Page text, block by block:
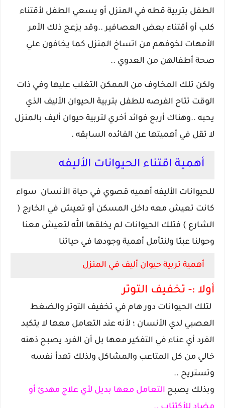
الطفل بتربية قطه في المنزل أو يسعي الطفل لأقتناء
كلب أو أقتناء بعض العصافير ..وقد يزعج ذلك الأمر
الأمهات لخوفهم من اتساخ المنزل كما يخافون علي
صحة أطفالهن من العدوي ..
ولكن تلك المخاوف من الممكن التغلب عليها وفي ذات
الوقت تتاح الفرصه للطفل بتربية الحيوان الأليف الذي
يحبه ..وهناك أربع فوائد أخري لتربية حيوان أليف بالمنزل
لا تقل في أهميتها عن الفائده السابقه .
أهمية اقتناء الحيوانات الأليفه
للحيوانات الأليفه أهميه قصوي في حياة الأنسان سواء
كانت تعيش معه داخل المسكن أو تعيش في الخارج (
الشارع ) فتلك الحيوانات لم يخلقها الله لتعيش معنا
وحولنا عبثا ولنتأمل أهمية وجودها في حياتنا
أهمية تربية حيوان أليف في المنزل
أولا :- تخفيف التوتر
لتلك الحيوانات دور هام في تخفيف التوتر والضغط
العصبي لدي الأنسان ؛ لأنه عند التعامل معها لا يتكبد
الفرد أي عناء في التفكير معها بل أن الفرد يصبح ذهنه
خالي من كل المتاعب والمشاكل ولذلك تهدأ نفسه
وتستريح ..
وبذلك يصبح التعامل معها بديل لأي علاج مهدئ أو